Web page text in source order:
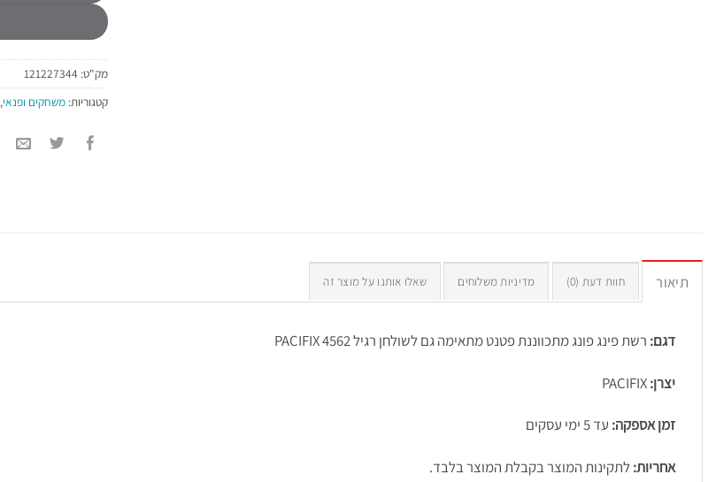
מק"ט: 121227344
קטגוריות: משחקים ופנאי,
תיאור חוות דעת (0) מדיניות משלוחים שאלו אותנו על מוצר זה
דגם: רשת פינג פונג מתכווננת פטנט מתאימה גם לשולחן רגיל PACIFIX 4562
יצרן:
זמן אספקה: עד 5 ימי עסקים
אחריות:לתקינות המוצר בקבלת המוצר בלבד.